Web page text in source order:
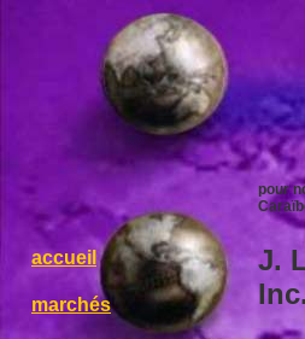
pour
J.
Inc.
accueil
marchés